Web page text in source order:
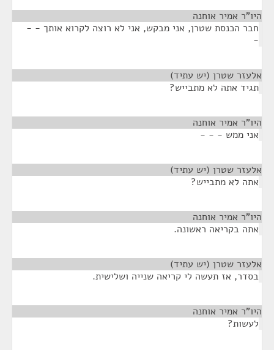
היו"ר אמיר אוחנה
חבר הכנסת שטרן, אני מבקש, אני לא רוצה לקרוא אותך - -
-
אלעזר שטרן (יש עתיד)
תגיד אתה לא מתבייש?
היו"ר אמיר אוחנה
אני ממש - - -
אלעזר שטרן (יש עתיד)
אתה לא מתבייש?
היו"ר אמיר אוחנה
אתה בקריאה ראשונה.
אלעזר שטרן (יש עתיד)
בסדר, אז תעשה לי קריאה שנייה ושלישית.
היו"ר אמיר אוחנה
לעשות?